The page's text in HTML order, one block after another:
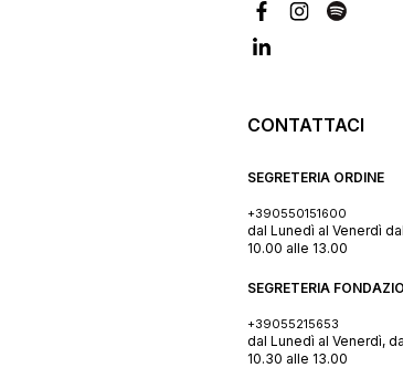
CONTATTACI
SEGRETERIA ORDINE
+390550151600
dal Lunedì al Venerdì
10.00 alle 13.00
SEGRETERIA
+39055215653
dal Lunedì al Venerdì,
10.30 alle 13.00